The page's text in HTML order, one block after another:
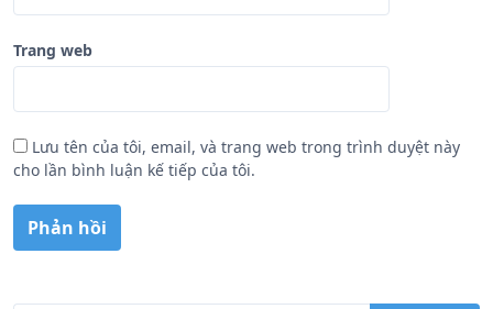
Trang web
Lưu tên của tôi, email, và trang web trong trình duyệt này
cho lần bình luận kế tiếp của tôi.